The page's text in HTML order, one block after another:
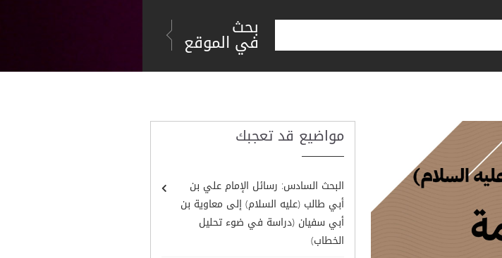
بحث
في الموقع
مواضيع قد تعجبك
البحث السادس: رسائل الإمام علي بن
أبي طالب (عليه السلام) إلى معاوية بن
أبي سفيان (دراسة في ضوء تحليل
الخطاب)